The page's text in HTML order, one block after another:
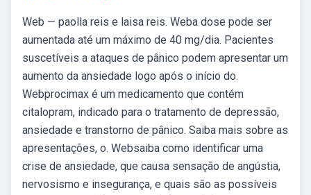
Web — paolla reis e laisa reis. Weba dose pode ser
aumentada até um máximo de 40 mg/dia. Pacientes
suscetíveis a ataques de pânico podem apresentar um
aumento da ansiedade logo após o início do.
Webprocimax é um medicamento que contém
citalopram, indicado para o tratamento de depressão,
ansiedade e transtorno de pânico. Saiba mais sobre as
apresentações, o. Websaiba como identificar uma
crise de ansiedade, que causa sensação de angústia,
nervosismo e insegurança, e quais são as possíveis